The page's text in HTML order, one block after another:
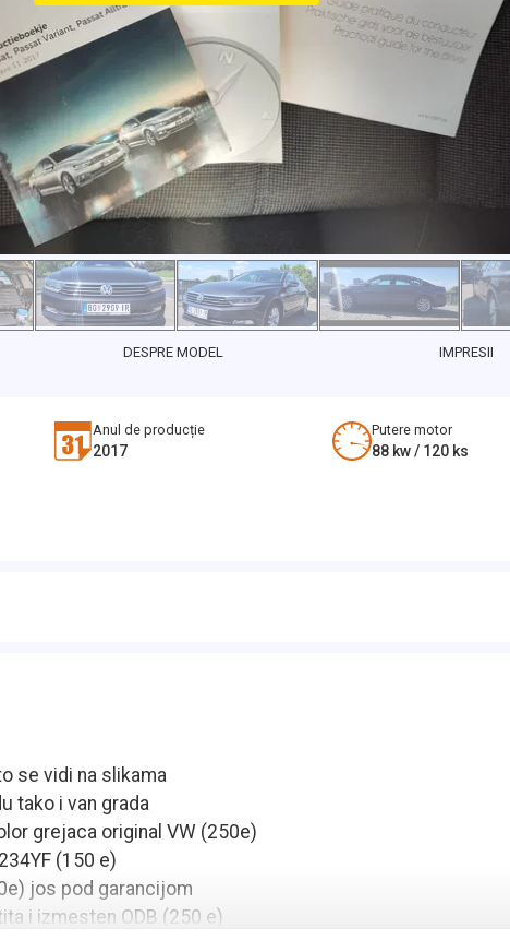
DESPRE MODEL IMPRESII
Anul de producție
2017
Putere motor
88 kw / 120 ks
se vidi na slikama
tako i van grada
grejaca original VW (250e)
(150 e)
jos pod garancijom
i izmesten ODB (250 e)